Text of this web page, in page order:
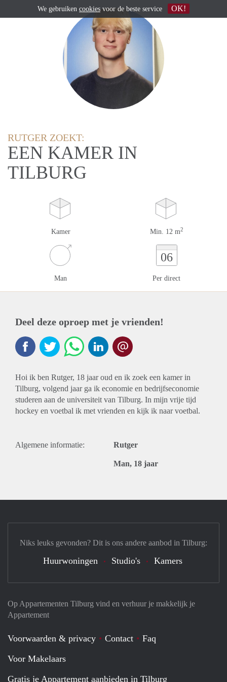
RUTGER ZOEKT:
EEN KAMER IN
TILBURG
Kamer Min. 12 m2
Man
06
Per direct
Deel deze oproep met je vrienden!
Hoi ik ben Rutger, 18 jaar oud en ik zoek een kamer in
Tilburg, volgend jaar ga ik economie en bedrijfseconomie
studeren aan de universiteit van Tilburg. In mijn vrije tijd
hockey en voetbal ik met vrienden en kijk ik naar voetbal.
Algemene informatie: Rutger
Man, 18 jaar
Op Appartementen Tilburg vind en verhuur je makkelijk je
Appartement
Voorwaarden & privacy Contact
Faq
Voor Makelaars
Gratis je Appartement aanbieden in Tilburg
Niks leuks gevonden? Dit is ons andere aanbod in Tilburg:
Huurwoningen Studio's Kamers
We gebruiken cookies voor de beste service OK!